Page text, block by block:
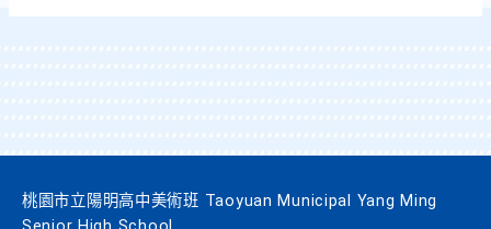
桃園市立陽明高中美術班 Taoyuan Municipal Yang Ming